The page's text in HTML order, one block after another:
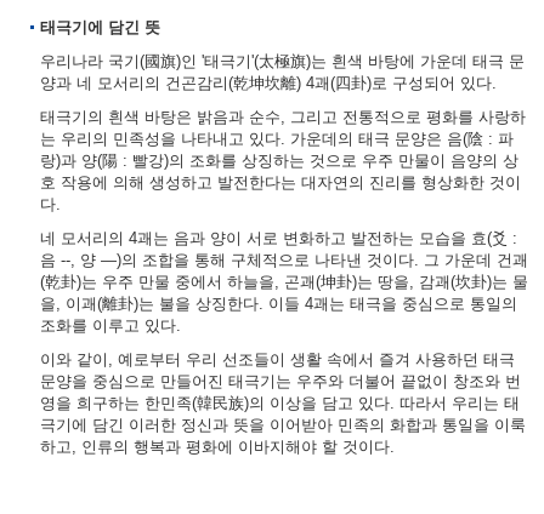
태극기에 담긴 뜻
우리나라 국기(國旗)인 '태극기'(太極旗)는 흰색 바탕에 가운데 태극 문
양과 네 모서리의 건곤감리(乾坤坎離) 4괘(四卦)로 구성되어 있다.
태극기의 흰색 바탕은 밝음과 순수, 그리고 전통적으로 평화를 사랑하
는 우리의 민족성을 나타내고 있다. 가운데의 태극 문양은 음(陰 : 파
랑)과 양(陽 : 빨강)의 조화를 상징하는 것으로 우주 만물이 음양의 상
호 작용에 의해 생성하고 발전한다는 대자연의 진리를 형상화한 것이
다.
네 모서리의 4괘는 음과 양이 서로 변화하고 발전하는 모습을 효(爻 :
음 --, 양 ―)의 조합을 통해 구체적으로 나타낸 것이다. 그 가운데 건괘
(乾卦)는 우주 만물 중에서 하늘을, 곤괘(坤卦)는 땅을, 감괘(坎卦)는 물
을, 이괘(離卦)는 불을 상징한다. 이들 4괘는 태극을 중심으로 통일의
조화를 이루고 있다.
이와 같이, 예로부터 우리 선조들이 생활 속에서 즐겨 사용하던 태극
문양을 중심으로 만들어진 태극기는 우주와 더불어 끝없이 창조와 번
영을 희구하는 한민족(韓民族)의 이상을 담고 있다. 따라서 우리는 태
극기에 담긴 이러한 정신과 뜻을 이어받아 민족의 화합과 통일을 이룩
하고, 인류의 행복과 평화에 이바지해야 할 것이다.